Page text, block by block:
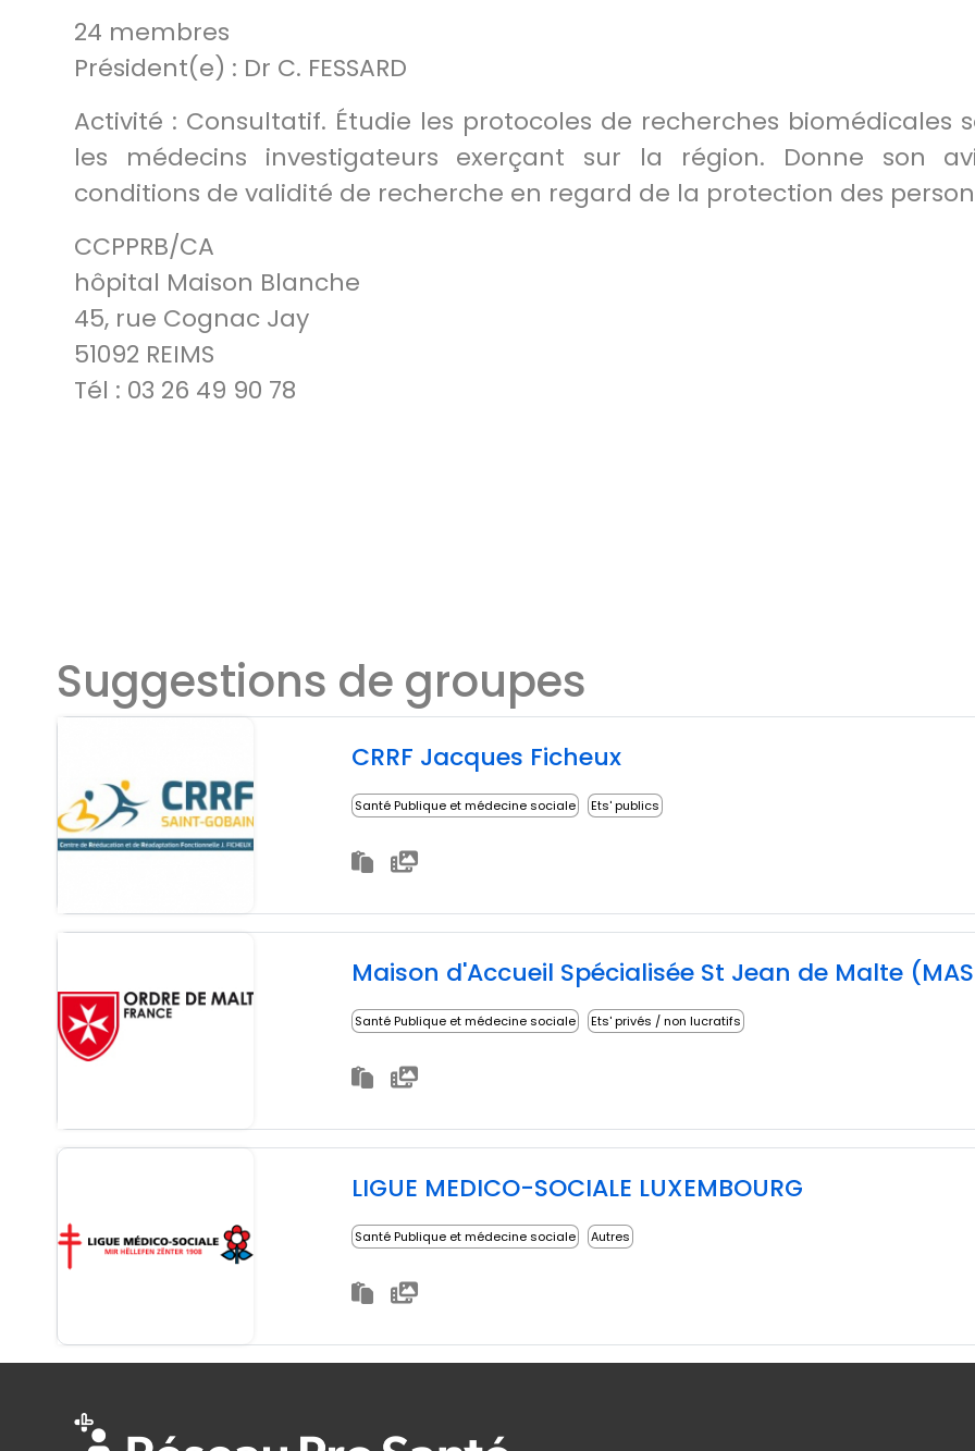
24 membres
Président(e) : Dr C. FESSARD
Activité : Consultatif. Étudie les protocoles de recherches biomédicales
les médecins investigateurs exerçant sur la région. Donne son
conditions de validité de recherche en regard de la protection des
CCPPRB/CA
hôpital Maison Blanche
45, rue Cognac Jay
51092 REIMS
Tél : 03 26 49 90 78
Suggestions de groupes
CRRF Jacques Ficheux
Santé Publique et médecine sociale Ets' publics
Maison d'Accueil Spécialisée St Jean de Malte
Santé Publique et médecine sociale Ets' privés / non lucratifs
LIGUE MEDICO-SOCIALE LUXEMBOURG
Santé Publique et médecine sociale Autres